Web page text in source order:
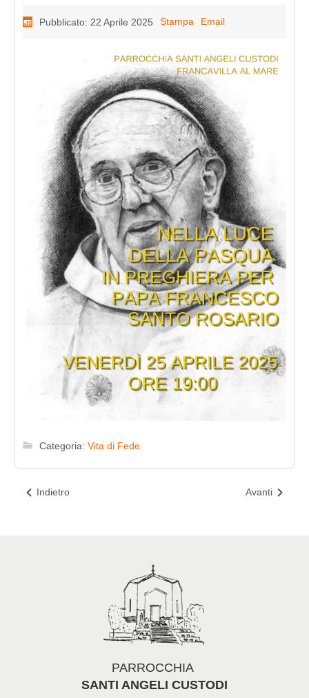
Pubblicato: 22 Aprile 2025 Stampa Email
Categoria:Vita di Fede
Indietro Avanti
PARROCCHIA
SANTI ANGELI CUSTODI